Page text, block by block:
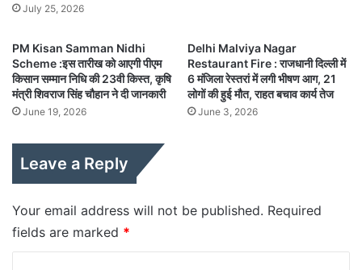
July 25, 2026
PM Kisan Samman Nidhi
Scheme :इस तारीख को आएगी पीएम
किसान सम्मान निधि की 23वी किस्त, कृषि
मंत्री शिवराज सिंह चौहान ने दी जानकारी
June 19, 2026
Delhi Malviya Nagar
Restaurant Fire : राजधानी दिल्ली में
6 मंजिला रेस्तरां में लगी भीषण आग, 21
लोगों की हुई मौत, राहत बचाव कार्य तेज
June 3, 2026
Leave a Reply
Your email address will not be published. Required
fields are marked *